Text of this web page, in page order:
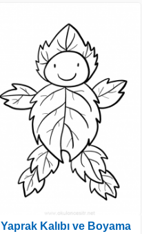
Yaprak Kalıbı ve Boyama